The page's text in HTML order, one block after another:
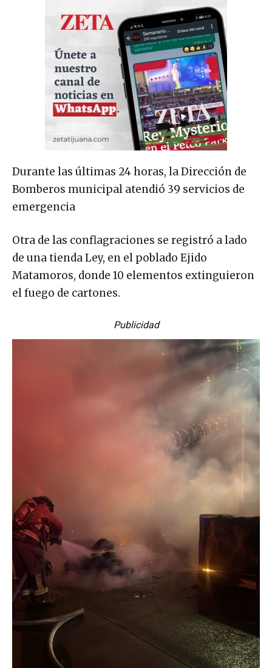
Durante las últimas 24 horas, la Dirección de
Bomberos municipal atendió 39 servicios de
emergencia
Otra de las conflagraciones se registró a lado
de una tienda Ley, en el poblado Ejido
Matamoros, donde 10 elementos extinguieron
el fuego de cartones.
Publicidad